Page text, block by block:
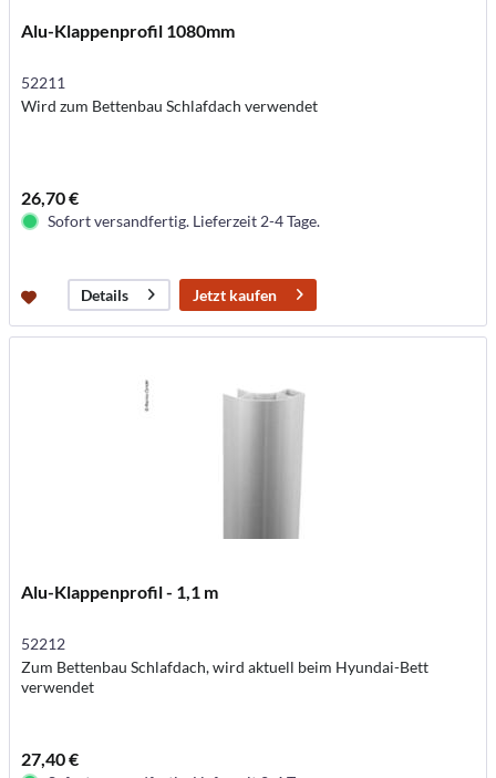
Alu-Klappenprofil 1080mm
52211
Wird zum Bettenbau Schlafdach verwendet
26,70 €
Sofort versandfertig. Lieferzeit 2-4 Tage.
Details Jetzt kaufen
Alu-Klappenprofil - 1,1 m
52212
Zum Bettenbau Schlafdach, wird aktuell beim Hyundai-Bett
verwendet
27,40 €